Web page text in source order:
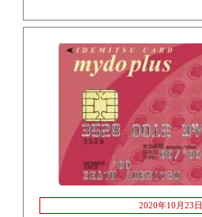
2020年10月23日